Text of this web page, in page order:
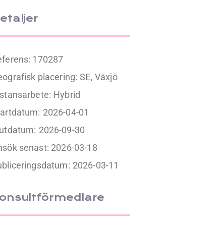
170287
placering: SE, Växjö
Hybrid
2026-04-01
2026-09-30
senast: 2026-03-18
2026-03-11